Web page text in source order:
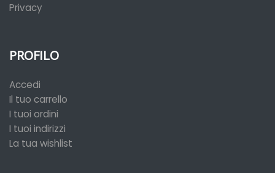
Privacy
PROFILO
Accedi
Il tuo carrello
I tuoi ordini
I tuoi indirizzi
La tua wishlist